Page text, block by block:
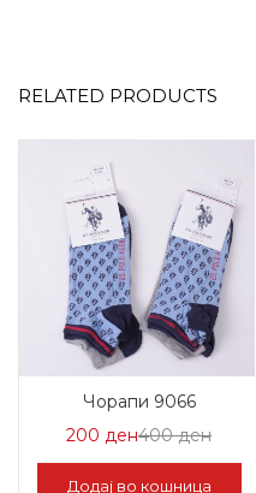
RELATED PRODUCTS
Чорапи 9066
200 денЦена
на
400ден
Цена
Додај во кошница